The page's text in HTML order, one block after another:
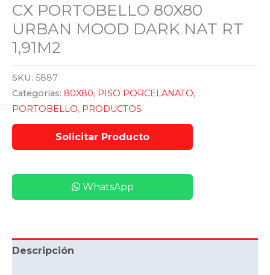
CX PORTOBELLO 80X80
URBAN MOOD DARK NAT RT
1,91M2
SKU: 5887
Categorías: 80X80, PISO PORCELANATO,
PORTOBELLO, PRODUCTOS
WhatsApp
Descripción